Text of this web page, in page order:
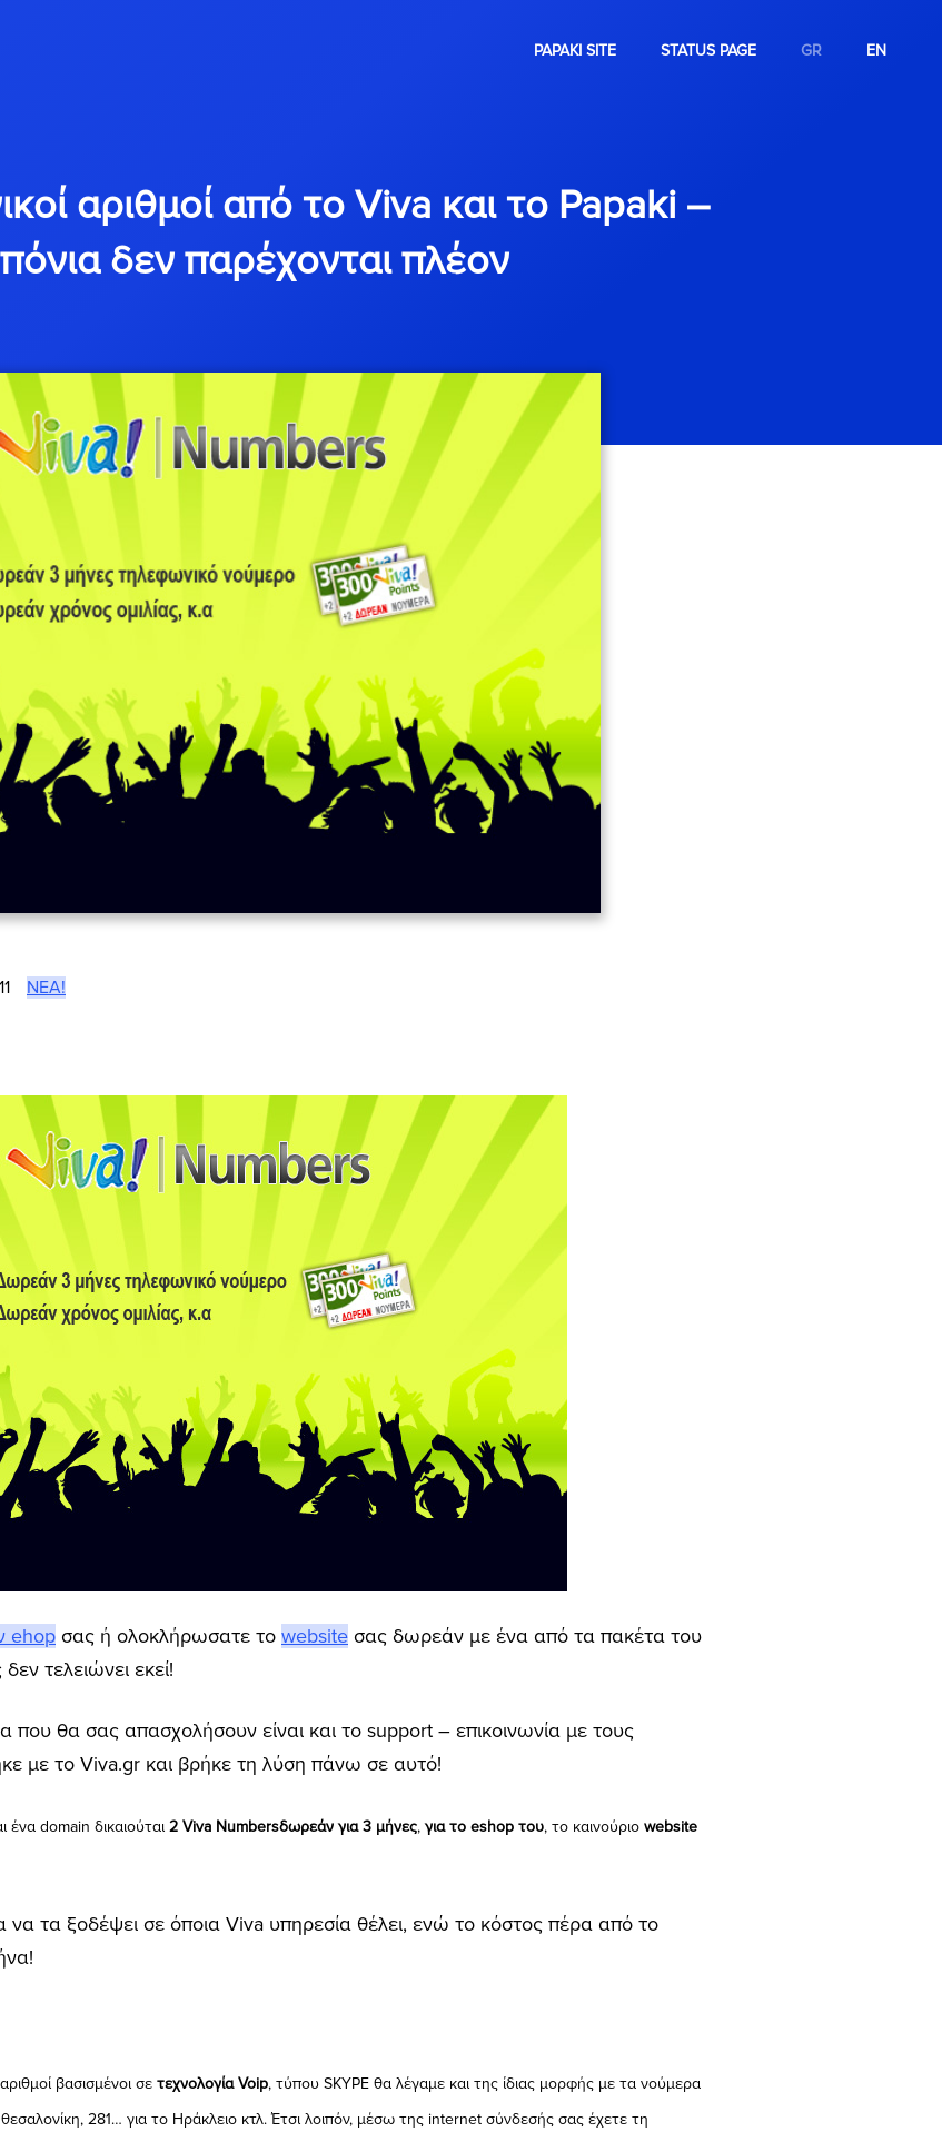
PAPAKI SITE STATUS PAGE GR EN
αριθμοί από το Viva και το Papaki –
δεν παρέχονται πλέον
ΝΈΑ!
ehop σας ή ολοκλήρωσατε το website σας δωρεάν με ένα από τα πακέτα του
τελειώνει εκεί!
θα σας απασχολήσουν είναι και το support – επικοινωνία με τους
με το Viva.gr και βρήκε τη λύση πάνω σε αυτό!
domain δικαιούται 2 Viva Numbersδωρεάν για 3 μήνες,για το eshop του, το καινούριο website
να τα ξοδέψει σε όποια Viva υπηρεσία θέλει, ενώ το κόστος πέρα από το
βασισμένοι σε τεχνολογία Voip, τύπου SKYPE θα λέγαμε και της ίδιας μορφής με τα νούμερα
281… για το Ηράκλειο κτλ. Έτσι λοιπόν, μέσω της internet σύνδεσής σας έχετε τη